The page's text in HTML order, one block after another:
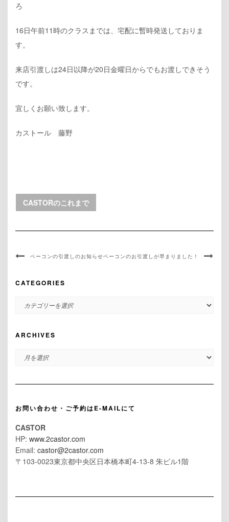
ろ
16日午前11時のクラスまでは、宅配に暫時発送しておりま
す。
来店引渡しは24日以降が20日金曜日からでもお渡しできそう
です。
宜しくお願い致します。
カストール 藤野
CASTORのこれまで
ベーコンの引渡しのお知らせベーコンのお引渡しが早まりました！
CATEGORIES
CATEGORIES
ARCHIVES
ARCHIVES
お問い合わせ・ご予約はE-MAILにて
CASTOR
HP: www.2castor.com
Email: castor@2castor.com
〒103-0023東京都中央区日本橋本町4-13-8 朱ビル1階